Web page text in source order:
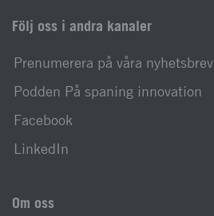
Följ oss i andra kanaler
Prenumerera på våra nyhetsbrev
Podden På spaning innovation
Facebook
LinkedIn
Om oss